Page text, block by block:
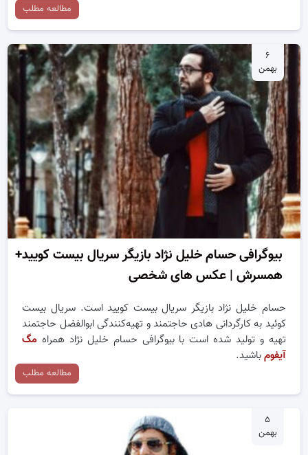
مطالعه مطلب
۶
بهمن
بیوگرافی حسام خلیل نژاد بازیگر سریال بیست کویید+
همسرش | عکس های شخصی
حسام خلیل نژاد بازیگر سریال بیست کویید است. سریال بیست
کوئید به کارگردانی هادی حاجتمند و تهیه‌کنندگی ابوالفضل حاجتمند
تهیه و تولید شده است با بیوگرافی حسام خلیل نژاد همراه مگ
آیفومباشید.
مطالعه مطلب
۵
بهمن